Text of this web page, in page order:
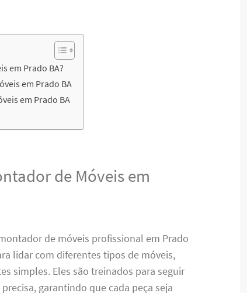
em Prado BA?
em Prado BA
em Prado BA
de Móveis em
de móveis profissional em Prado
lidar com diferentes tipos de móveis,
simples. Eles são treinados para seguir
garantindo que cada peça seja